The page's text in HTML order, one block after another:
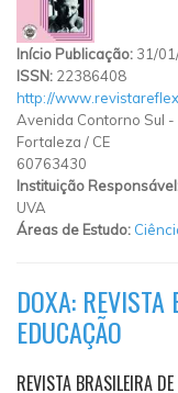
Início Publicação: 31/
ISSN: 22386408
http://
Avenida Contorno Sul -
Fortaleza / CE
60763430
Instituição
UVA
Áreas de Estudo:
DOXA:
EDUCAÇÃO
REVISTA BRASILEIRA